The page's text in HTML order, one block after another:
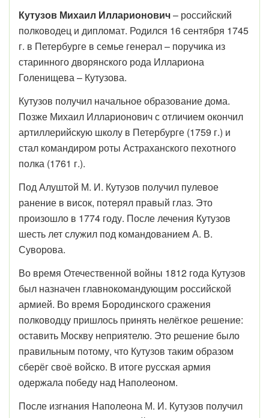
Кутузов Михаил Илларионович– российский
полководец и дипломат. Родился 16 сентября 1745
г. в Петербурге в семье генерал – поручика из
старинного дворянского рода Иллариона
Голенищева – Кутузова.
Кутузов получил начальное образование дома.
Позже Михаил Илларионович с отличием окончил
артиллерийскую школу в Петербурге (1759 г.) и
стал командиром роты Астраханского пехотного
полка (1761 г.).
Под Алуштой М. И. Кутузов получил пулевое
ранение в висок, потерял правый глаз. Это
произошло в 1774 году. После лечения Кутузов
шесть лет служил под командованием А. В.
Суворова.
Во время Отечественной войны 1812 года Кутузов
был назначен главнокомандующим российской
армией. Во время Бородинского сражения
полководцу пришлось принять нелёгкое решение:
оставить Москву неприятелю. Это решение было
правильным потому, что Кутузов таким образом
сберёг своё войско. В итоге русская армия
одержала победу над Наполеоном.
После изгнания Наполеона М. И. Кутузов получил